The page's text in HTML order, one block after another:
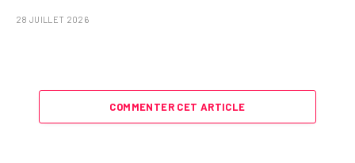
28 JUILLET 2026
COMMENTER CET ARTICLE